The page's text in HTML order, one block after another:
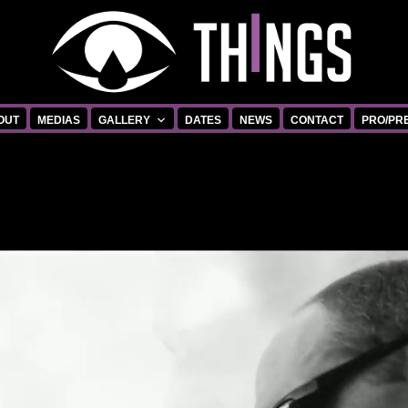
MEDIAS GALLERY DATES NEWS CONTACT PRO/